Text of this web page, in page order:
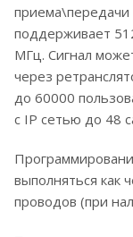
приема\передачи
поддерживает
МГц. Сигнал
через
до 60000
с IP сетью до 48
выполняться как
проводов (при